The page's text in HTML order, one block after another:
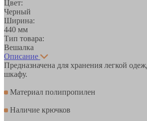
Цвет:
Черный
Ширина:
440 мм
Тип товара:
Вешалка
Описание
Предназначена для хранения легкой
шкафу.
Материал полипропилен
Наличие крючков